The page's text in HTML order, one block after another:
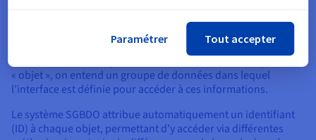
Base de données orientée objet
« objet », on entend un groupe de données dans lequel
l’interface est définie pour accéder à ces informations.
Le système SGBDO attribue automatiquement un identifiant
(ID) à chaque objet, permettant d’y accéder via différentes
Paramétrer Tout accepter